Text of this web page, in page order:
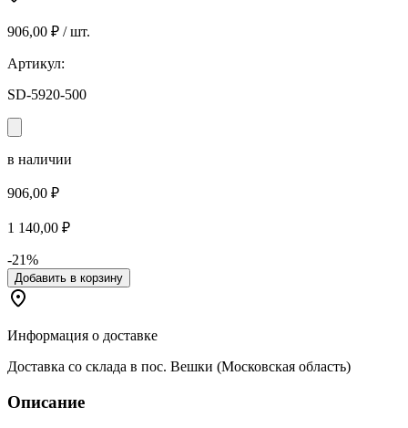
906,00 ₽ / шт.
Артикул:
SD-5920-500
в наличии
906,00 ₽
1 140,00 ₽
-21%
Добавить в корзину
Информация о доставке
Доставка со склада в пос. Вешки (Московская область)
Описание